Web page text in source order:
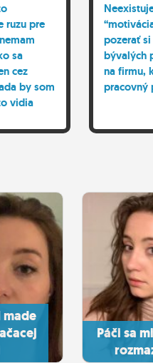
ruzu pre
sa
cez
by som
vidia
pozerať
bývalých
na firmu,
pracovný
made
Páči sa